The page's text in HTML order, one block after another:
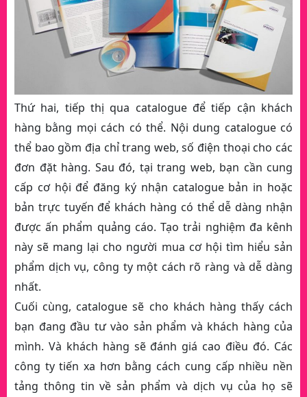
Thứ hai, tiếp thị qua catalogue để tiếp cận khách
hàng bằng mọi cách có thể. Nội dung catalogue có
thể bao gồm địa chỉ trang web, số điện thoại cho các
đơn đặt hàng. Sau đó, tại trang web, bạn cần cung
cấp cơ hội để đăng ký nhận catalogue bản in hoặc
bản trực tuyến để khách hàng có thể dễ dàng nhận
được ấn phẩm quảng cáo. Tạo trải nghiệm đa kênh
này sẽ mang lại cho người mua cơ hội tìm hiểu sản
phẩm dịch vụ, công ty một cách rõ ràng và dễ dàng
nhất.
Cuối cùng, catalogue sẽ cho khách hàng thấy cách
bạn đang đầu tư vào sản phẩm và khách hàng của
mình. Và khách hàng sẽ đánh giá cao điều đó. Các
công ty tiến xa hơn bằng cách cung cấp nhiều nền
tảng thông tin về sản phẩm và dịch vụ của họ sẽ